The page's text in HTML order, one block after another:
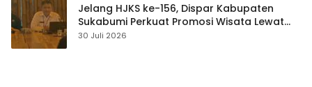
Jelang HJKS ke-156, Dispar Kabupaten
Sukabumi Perkuat Promosi Wisata Lewat
Publikasi Digital
30 Juli 2026